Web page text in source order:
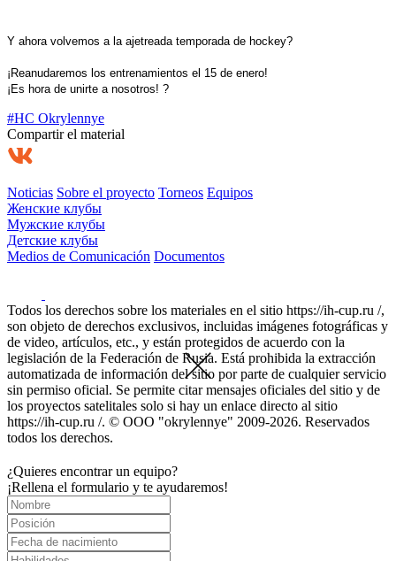
Y ahora volvemos a la ajetreada temporada de hockey?
¡Reanudaremos los entrenamientos el 15 de enero!
¡Es hora de unirte a nosotros! ?
#HC Okrylennye
Compartir el material
Noticias Sobre el proyecto Torneos Equipos
Женские клубы
Мужские клубы
Детские клубы
Medios de Comunicación Documentos
Todos los derechos sobre los materiales en el sitio https://ih-cup.ru /,
son objeto de derechos exclusivos, incluidas imágenes fotográficas y
de video, artículos, etc., y están protegidos de acuerdo con la
legislación de la Federación de Rusia. Está prohibida la extracción
automatizada de información del sitio por parte de cualquier servicio
sin permiso oficial. Se permite citar mensajes oficiales del sitio y de
los proyectos satelitales solo si hay un enlace directo al sitio
https://ih-cup.ru /. © OOO "okrylennye" 2009-2026. Reservados
todos los derechos.
¿Quieres encontrar un equipo?
¡Rellena el formulario y te ayudaremos!